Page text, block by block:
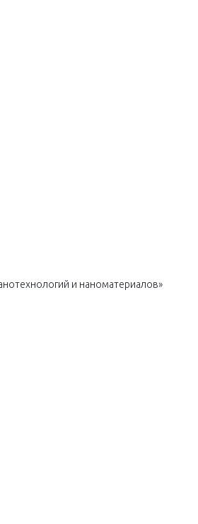
и наноматериалов»